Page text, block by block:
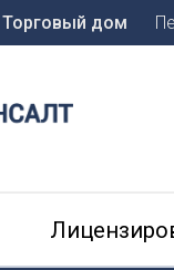
Торговый дом